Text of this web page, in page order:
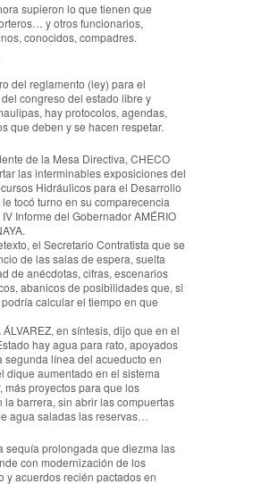
supieron lo que tienen que
y otros funcionarios,
conocidos, compadres.
del reglamento (ley) para el
congreso del estado libre y
hay protocolos, agendas,
que deben y se hacen respetar.
de la Mesa Directiva, CHECO
las interminables exposiciones del
Hidráulicos para el Desarrollo
tocó turno en su comparecencia
Informe del Gobernador AMÉRIO
el Secretario Contratista que se
de las salas de espera, suelta
de anécdotas, cifras, escenarios
abanicos de posibilidades que, si
calcular el tiempo en que
ÁLVAREZ, en síntesis, dijo que en el
hay agua para rato, apoyados
segunda línea del acueducto en
dique aumentado en el sistema
más proyectos para que los
la barrera, sin abrir las compuertas
agua saladas las reservas…
sequía prolongada que diezma las
con modernización de los
y acuerdos recién pactados en